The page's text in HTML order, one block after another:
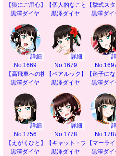
【狼にご用心】
黒澤ダイヤ
【個人的なこと】
黒澤ダイヤ
【挙式ス
黒澤ダイ
詳細
No.1669
【高飛車への挑戦】
黒澤ダイヤ
詳細
No.1679
【ペアルック】
黒澤ダイヤ
【迷子に
黒澤ダイ
詳細
No.1756
【えがくひと】
黒澤ダイヤ
詳細
No.1778
【キャット・プリティ】
黒澤ダイヤ
【マーラ
黒澤ダイ